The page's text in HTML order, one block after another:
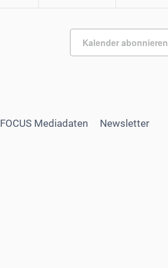
Kalender abonnieren
FOCUS Mediadaten Newsletter